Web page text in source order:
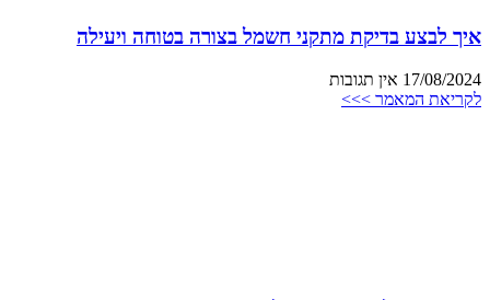
איך לבצע בדיקת מתקני חשמל בצורה בטוחה ויעילה
17/08/2024 אין תגובות
לקריאת המאמר >>>